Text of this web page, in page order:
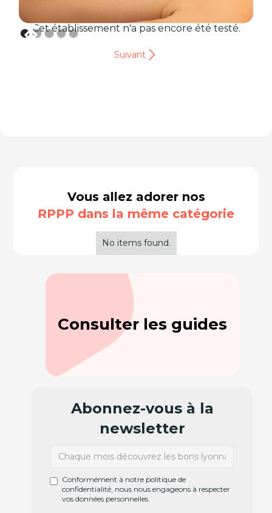
Cet établissement n'a pas encore été testé.
Suivant
Vous allez adorer nos
RPPP dans la même catégorie
No items found.
Consulter les guides
Abonnez-vous à la
newsletter
Conformément à notre politique de
confidentialité, nous nous engageons à respecter
vos données personnelles.